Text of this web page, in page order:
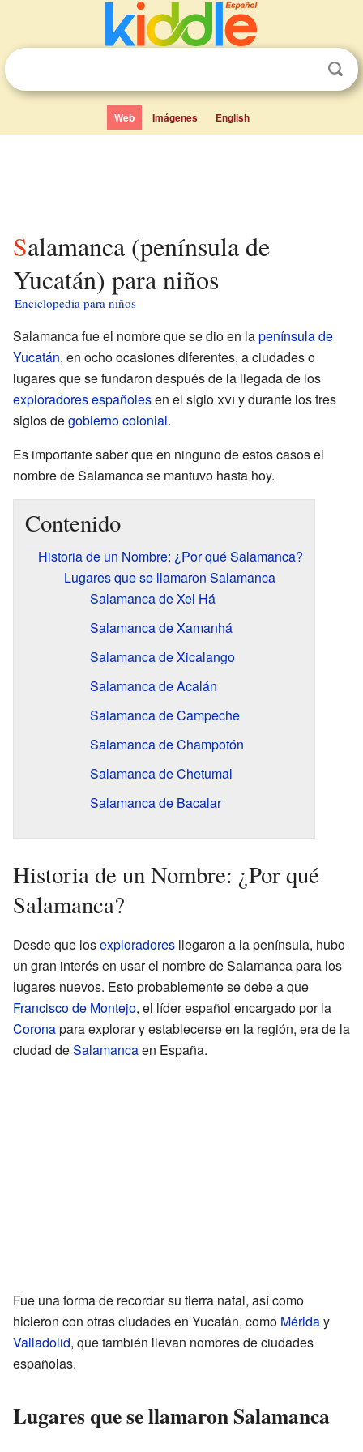
Web Imágenes English
Salamanca (península de
Yucatán) para niños
Enciclopedia para niños
Salamanca fue el nombre que se dio en lapenínsula de
Yucatán, en ocho ocasiones diferentes, a ciudades o
lugares que se fundaron después de la llegada de los
exploradoresespañolesen el sigloxvi y durante los tres
siglos degobierno colonial.
Es importante saber que en ninguno de estos casos el
nombre de Salamanca se mantuvo hasta hoy.
Contenido
Historia de un Nombre: ¿Por qué Salamanca?
Lugares que se llamaron Salamanca
Salamanca de Xel Há
Salamanca de Xamanhá
Salamanca de Xicalango
Salamanca de Acalán
Salamanca de Campeche
Salamanca de Champotón
Salamanca de Chetumal
Salamanca de Bacalar
Historia de un Nombre: ¿Por qué
Salamanca?
Desde que losexploradores llegaron a la península, hubo
un gran interés en usar el nombre de Salamanca para los
lugares nuevos. Esto probablemente se debe a que
Francisco de Montejo, el líder español encargado por la
Coronapara explorar y establecerse en la región, era de la
ciudad deSalamancaen España.
Fue una forma de recordar su tierra natal, así como
hicieron con otras ciudades en Yucatán, como Mériday
Valladolid, que también llevan nombres de ciudades
españolas.
Lugares que se llamaron Salamanca